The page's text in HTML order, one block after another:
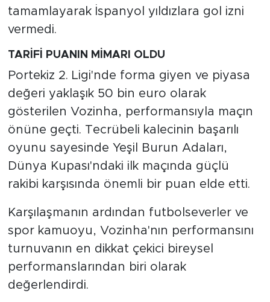
tamamlayarak İspanyol yıldızlara gol izni
vermedi.
TARİFİ PUANIN MİMARI OLDU
Portekiz 2. Ligi'nde forma giyen ve piyasa
değeri yaklaşık 50 bin euro olarak
gösterilen Vozinha, performansıyla maçın
önüne geçti. Tecrübeli kalecinin başarılı
oyunu sayesinde Yeşil Burun Adaları,
Dünya Kupası'ndaki ilk maçında güçlü
rakibi karşısında önemli bir puan elde etti.
Karşılaşmanın ardından futbolseverler ve
spor kamuoyu, Vozinha'nın performansını
turnuvanın en dikkat çekici bireysel
performanslarından biri olarak
değerlendirdi.